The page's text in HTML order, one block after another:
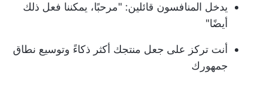
يدخل المنافسون قائلين: "مرحبًا، يمكننا فعل ذلك
أيضًا"
أنت تركز على جعل منتجك أكثر ذكاءً وتوسيع نطاق
جمهورك